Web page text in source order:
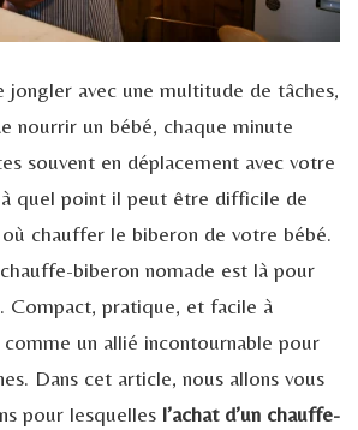
jongler avec une multitude de tâches,
nourrir un bébé, chaque minute
souvent en déplacement avec votre
à quel point il peut être difficile de
chauffer le biberon de votre bébé.
biberon nomade est là pour
Compact, pratique, et facile à
comme un allié incontournable pour
Dans cet article, nous allons vous
pour lesquelles l’achat d’un chauffe-